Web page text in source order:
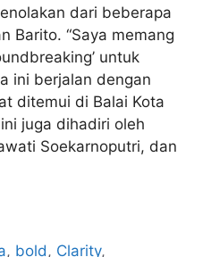
dari beberapa
Barito. “Saya memang
untuk
ini berjalan dengan
ditemui di Balai Kota
juga dihadiri oleh
Soekarnoputri, dan
, bold, Clarity,